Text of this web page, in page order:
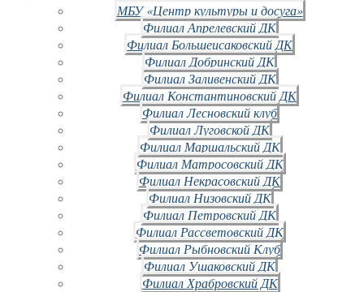
МБУ «Центр культуры и досуга»
Филиал Апрелевский ДК
Филиал Большеисаковский ДК
Филиал Добринский ДК
Филиал Заливенский ДК
Филиал Константиновский ДК
Филиал Лесновский клуб
Филиал Луговской ДК
Филиал Маршальский ДК
Филиал Матросовский ДК
Филиал Некрасовский ДК
Филиал Низовский ДК
Филиал Петровский ДК
Филиал Рассветовский ДК
Филиал Рыбновский Клуб
Филиал Ушаковский ДК
Филиал Храбровский ДК